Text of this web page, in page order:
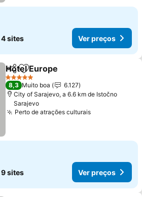
4 sites Ver preços
PartilharAdicionar aos favoritos
Hotel Europe
5 Estrelas
8,3 Muito boa
6.127
City of Sarajevo, a 6.6 km de Istočno
Sarajevo
Perto de atrações culturais
9 sites Ver preços